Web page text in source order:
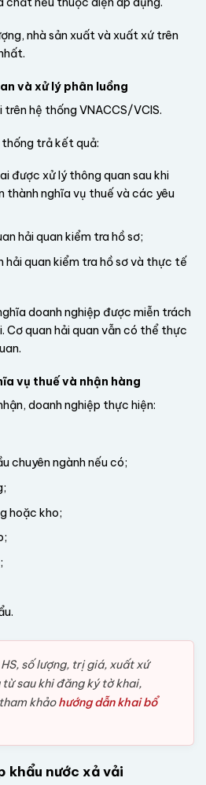
nhà sản xuất và xuất xứ trên
và xử lý phân luồng
hệ thống VNACCS/VCIS.
thống trả kết quả:
được xử lý thông quan sau khi
thành nghĩa vụ thuế và các yêu
hải quan kiểm tra hồ sơ;
hải quan kiểm tra hồ sơ và thực tế
doanh nghiệp được miễn trách
Cơ quan hải quan vẫn có thể thực
vụ thuế và nhận hàng
doanh nghiệp thực hiện:
chuyên ngành nếu có;
hoặc kho;
số lượng, trị giá, xuất xứ
sau khi đăng ký tờ khai,
khảohướng dẫn khai bổ
khẩu nước xả vải